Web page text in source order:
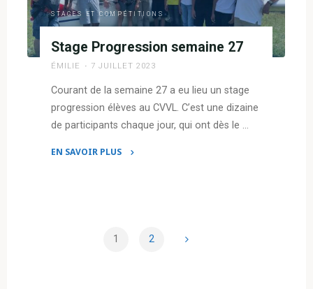
STAGES ET COMPÉTITIONS
Stage Progression semaine 27
ÉMILIE 7 JUILLET 2023
Courant de la semaine 27 a eu lieu un stage
progression élèves au CVVL. C’est une dizaine
de participants chaque jour, qui ont dès le …
EN SAVOIR PLUS
1 2